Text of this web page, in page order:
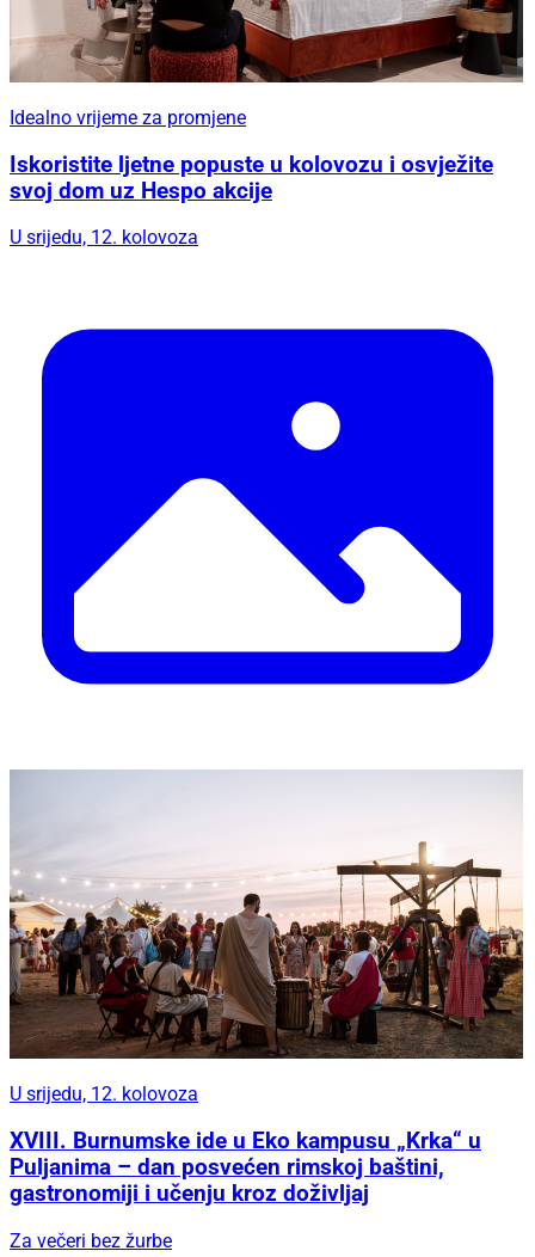
Idealno vrijeme za promjene
Iskoristite ljetne popuste u kolovozu i osvježite
svoj dom uz Hespo akcije
U srijedu, 12. kolovoza
U srijedu, 12. kolovoza
XVIII. Burnumske ide u Eko kampusu „Krka“ u
Puljanima – dan posvećen rimskoj baštini,
gastronomiji i učenju kroz doživljaj
Za večeri bez žurbe